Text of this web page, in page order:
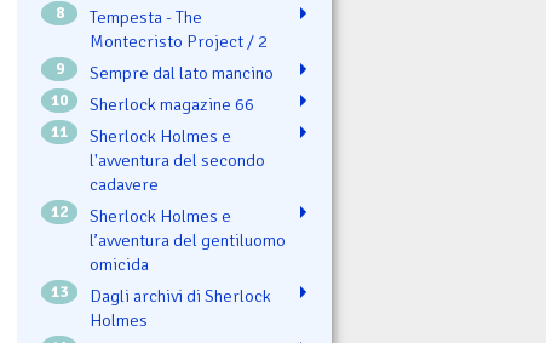
8
Tempesta - The
Montecristo Project / 2
9 Sempre dal lato mancino
10 Sherlock magazine 66
11
Sherlock Holmes e
l'avventura del secondo
cadavere
12
Sherlock Holmes e
l’avventura del gentiluomo
omicida
13
Dagli archivi di Sherlock
Holmes